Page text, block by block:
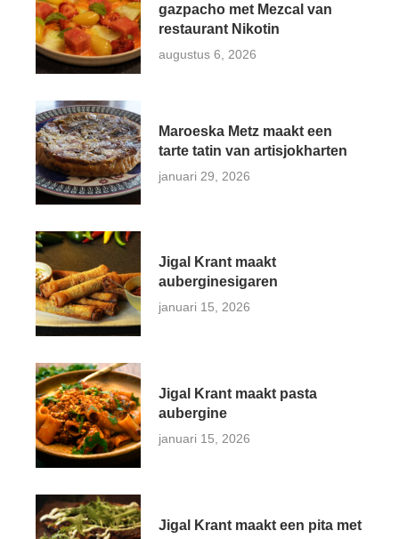
gazpacho met Mezcal van
restaurant Nikotin
augustus 6, 2026
Maroeska Metz maakt een
tarte tatin van artisjokharten
januari 29, 2026
Jigal Krant maakt
auberginesigaren
januari 15, 2026
Jigal Krant maakt pasta
aubergine
januari 15, 2026
Jigal Krant maakt een pita met